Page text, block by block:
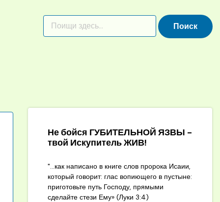
Не бойся ГУБИТЕЛЬНОЙ ЯЗВЫ -
твой Искупитель ЖИВ!
"...как написано в книге слов пророка Исаии,
который говорит: глас вопиющего в пустыне:
приготовьте путь Господу, прямыми
сделайте стези Ему» (Луки 3:4)